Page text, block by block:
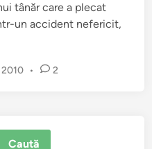
tânăr care a plecat
un accident nefericit,
2010 • 2